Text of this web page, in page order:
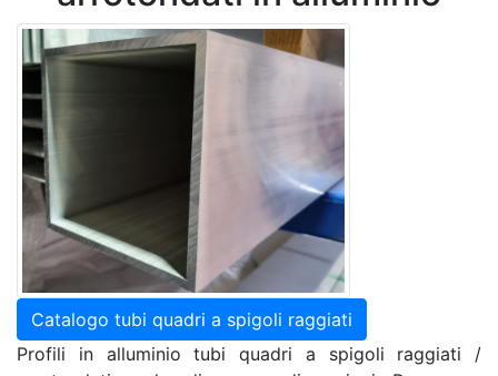
Catalogo tubi quadri a spigoli raggiati
Profili in alluminio tubi quadri a spigoli raggiati /